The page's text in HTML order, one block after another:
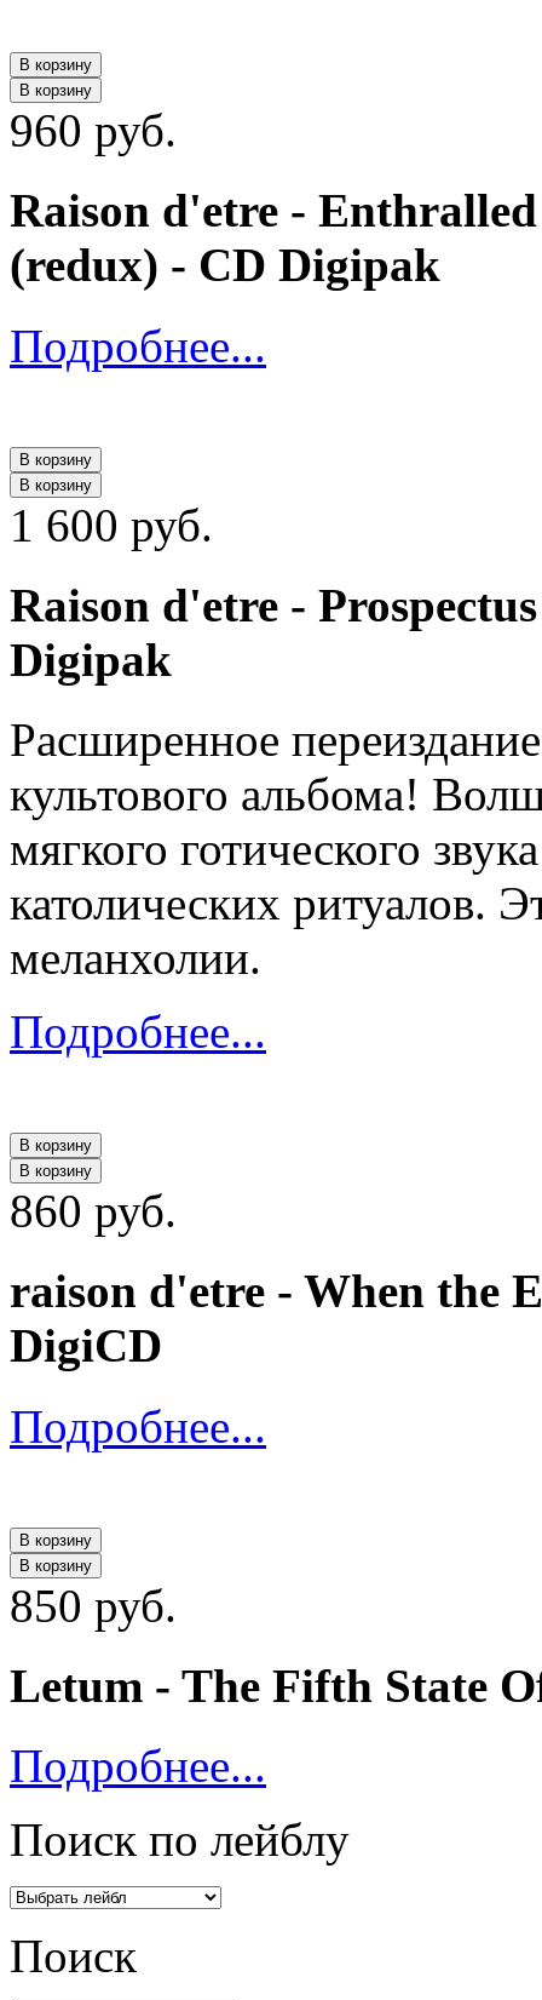
В корзину
В корзину
960 руб.
Raison d'etre -
(redux) - CD Digipak
Подробнее...
В корзину
В корзину
1 600 руб.
Raison d'etre -
Digipak
Расширенное
культового альбома!
мягкого готического
католических ритуалов.
меланхолии.
Подробнее...
В корзину
В корзину
860 руб.
raison d'etre - When the
DigiCD
Подробнее...
В корзину
В корзину
850 руб.
Letum ‎- The Fifth State
Подробнее...
Поиск по лейблу
Поиск